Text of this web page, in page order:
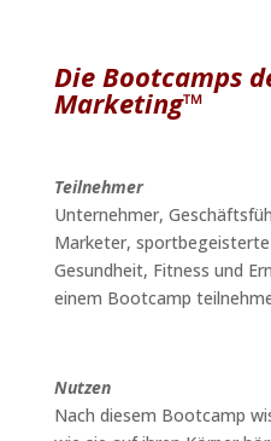
Die Bootcamps
Marketing™
Teilnehmer
Unternehmer,
Marketer,
Gesundheit, Fitness und
einem Bootcamp
Nutzen
Nach diesem Bootcamp